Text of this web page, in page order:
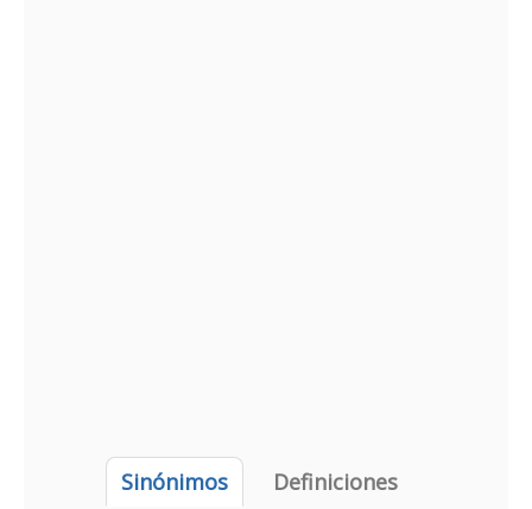
Sinónimos
Definiciones